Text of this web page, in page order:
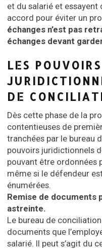
et du salarié et essayent
accord pour éviter un
échanges n’est pas
échanges devant
LES POUVOIRS
DE
Dès cette phase de la
contentieuses de
tranchées par le bureau
pouvoirs juridictionnels
pouvant être ordonnées
même si le défendeur
énumérées.
Remise de documents
astreinte.
Le bureau de
documents que
salarié. Il peut s’agit du